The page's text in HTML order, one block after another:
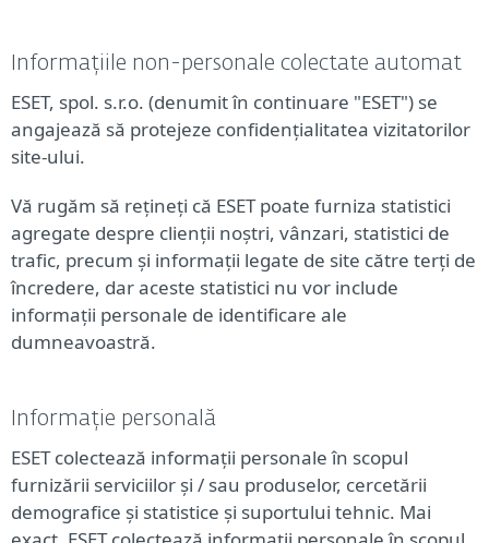
Informațiile non-personale colectate automat
ESET, spol. s.r.o. (denumit în continuare "ESET") se
angajează să protejeze confidențialitatea vizitatorilor
site-ului.
Vă rugăm să rețineți că ESET poate furniza statistici
agregate despre clienții noștri, vânzari, statistici de
trafic, precum și informații legate de site către terți de
încredere, dar aceste statistici nu vor include
informații personale de identificare ale
dumneavoastră.
Informație personală
ESET colectează informații personale în scopul
furnizării serviciilor și / sau produselor, cercetării
demografice și statistice și suportului tehnic. Mai